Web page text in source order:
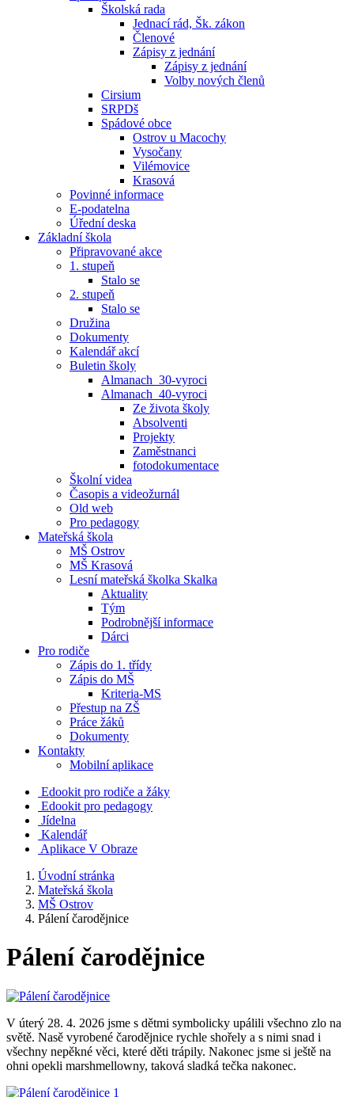
Školská rada
Jednací rád, Šk. zákon
Členové
Zápisy z jednání
Zápisy z jednání
Volby nových členů
Cirsium
SRPDš
Spádové obce
Ostrov u Macochy
Vysočany
Vilémovice
Krasová
Povinné informace
E-podatelna
Úřední deska
Základní škola
Připravované akce
1. stupeň
Stalo se
2. stupeň
Stalo se
Družina
Dokumenty
Kalendář akcí
Buletin školy
Almanach_30-vyroci
Almanach_40-vyroci
Ze života školy
Absolventi
Projekty
Zaměstnanci
fotodokumentace
Školní videa
Časopis a videožurnál
Old web
Pro pedagogy
Mateřská škola
MŠ Ostrov
MŠ Krasová
Lesní mateřská školka Skalka
Aktuality
Tým
Podrobnější informace
Dárci
Pro rodiče
Zápis do 1. třídy
Zápis do MŠ
Kriteria-MS
Přestup na ZŠ
Práce žáků
Dokumenty
Kontakty
Mobilní aplikace
Edookit pro rodiče a žáky
Edookit pro pedagogy
Jídelna
Kalendář
Aplikace V Obraze
Úvodní stránka
Mateřská škola
MŠ Ostrov
Pálení čarodějnice
Pálení čarodějnice
V úterý 28. 4. 2026 jsme s dětmi symbolicky upálili všechno zlo na
světě. Nasě vyrobené čarodějnice rychle shořely a s nimi snad i
všechny nepěkné věci, které děti trápily. Nakonec jsme si ještě na
ohni opekli marshmellowny, taková sladká tečka nakonec.